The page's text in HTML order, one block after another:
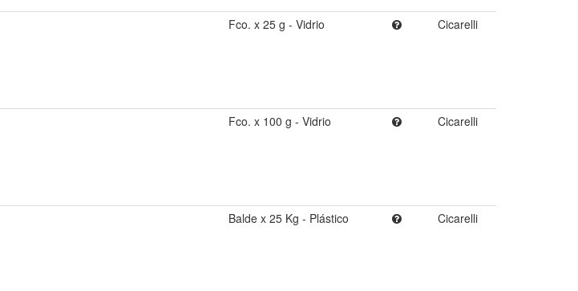
Fco. x 25 g - Vidrio Cicarelli
Fco. x 100 g - Vidrio Cicarelli
Balde x 25 Kg - Plástico Cicarelli